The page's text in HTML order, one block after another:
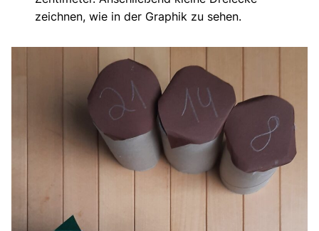
zeichnen, wie in der Graphik zu sehen.